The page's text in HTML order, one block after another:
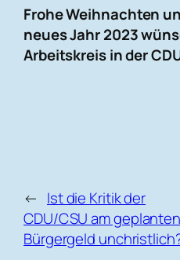
Frohe Weihnachten
neues Jahr 2023
Arbeitskreis in der
← Ist die Kritik der
CDU/CSU am geplanten
Bürgergeld